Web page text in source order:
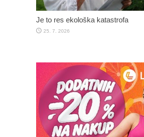
Je to res ekološka katastrofa
25. 7. 2026